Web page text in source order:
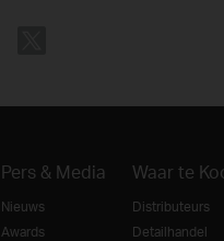
Pers & Media
Nieuws
Awards
Waar te
Distributeurs
Detailhandel